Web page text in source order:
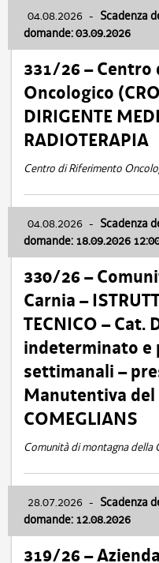
04.08.2026 - Scadenza
domande: 03.09.2026
331/26 –
Oncologico
DIRIGENTE
RADIOTERAPIA
Centro di Riferimento
04.08.2026 - Scadenza
domande: 18.09.2026
330/26 –
Carnia –
TECNICO – Cat.
indeterminato e
settimanali –
Manutentiva del
COMEGLIANS
Comunità di montagna della
28.07.2026 - Scadenza
domande: 12.08.2026
319/26 –